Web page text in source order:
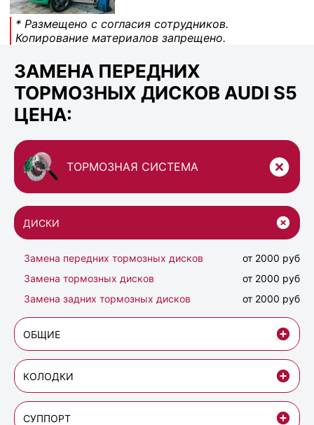
* Размещено с согласия сотрудников.
Копирование материалов запрещено.
ЗАМЕНА ПЕРЕДНИХ
ТОРМОЗНЫХ ДИСКОВ AUDI S5
ЦЕНА:
ТОРМОЗНАЯ СИСТЕМА
ДИСКИ
Замена передних тормозных дисков
от 2000 руб
Замена тормозных дисков
от 2000 руб
Замена задних тормозных дисков
от 2000 руб
ОБЩИЕ
КОЛОДКИ
СУППОРТ